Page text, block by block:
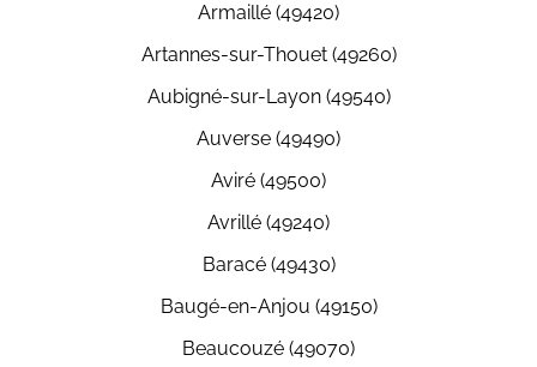
Armaillé (49420)
Artannes-sur-Thouet (49260)
Aubigné-sur-Layon (49540)
Auverse (49490)
Aviré (49500)
Avrillé (49240)
Baracé (49430)
Baugé-en-Anjou (49150)
Beaucouzé (49070)